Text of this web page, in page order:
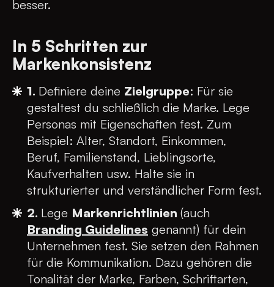
besser.
In 5 Schritten zur
Markenkonsistenz
1. Definiere deine Zielgruppe: Für sie
gestaltest du schließlich die Marke. Lege
Personas mit Eigenschaften fest. Zum
Beispiel: Alter, Standort, Einkommen,
Beruf, Familienstand, Lieblingsorte,
Kaufverhalten usw. Halte sie in
strukturierter und verständlicher Form fest.
2. Lege Markenrichtlinien (auch
Branding Guidelines genannt) für dein
Unternehmen fest. Sie setzen den Rahmen
für die Kommunikation. Dazu gehören die
Tonalität der Marke, Farben, Schriftarten,